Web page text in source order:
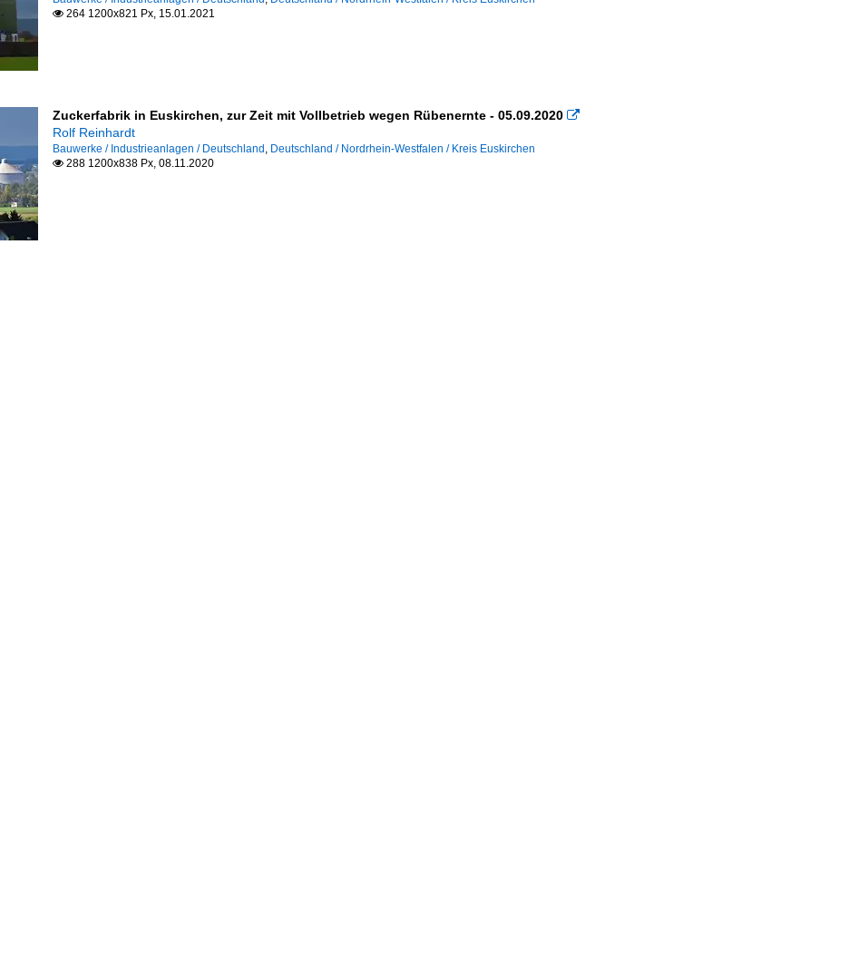
264 1200x821 Px, 15.01.2021
Zuckerfabrik in Euskirchen, zur Zeit mit Vollbetrieb wegen Rübenernte - 05.09.2020 
Rolf Reinhardt
Bauwerke / Industrieanlagen / Deutschland , Deutschland / Nordrhein-Westfalen / Kreis Euskirchen
288 1200x838 Px, 08.11.2020